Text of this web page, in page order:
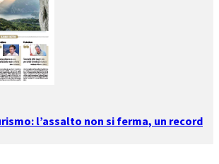
l’assalto non si ferma, un record